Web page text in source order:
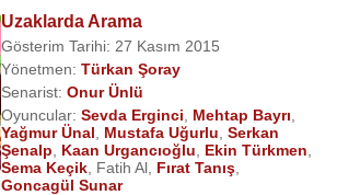
Uzaklarda Arama
Gösterim Tarihi: 27 Kasım 2015
Yönetmen:Türkan Şoray
Senarist:Onur Ünlü
Oyuncular:Sevda Erginci Mehtap Bayrı
Yağmur Ünal
Mustafa Uğurlu ,Serkan
Şenalp
Kaan Urgancıoğlu Ekin Türkmen
Sema Keçik Fatih Al Fırat Tanış
Goncagül Sunar